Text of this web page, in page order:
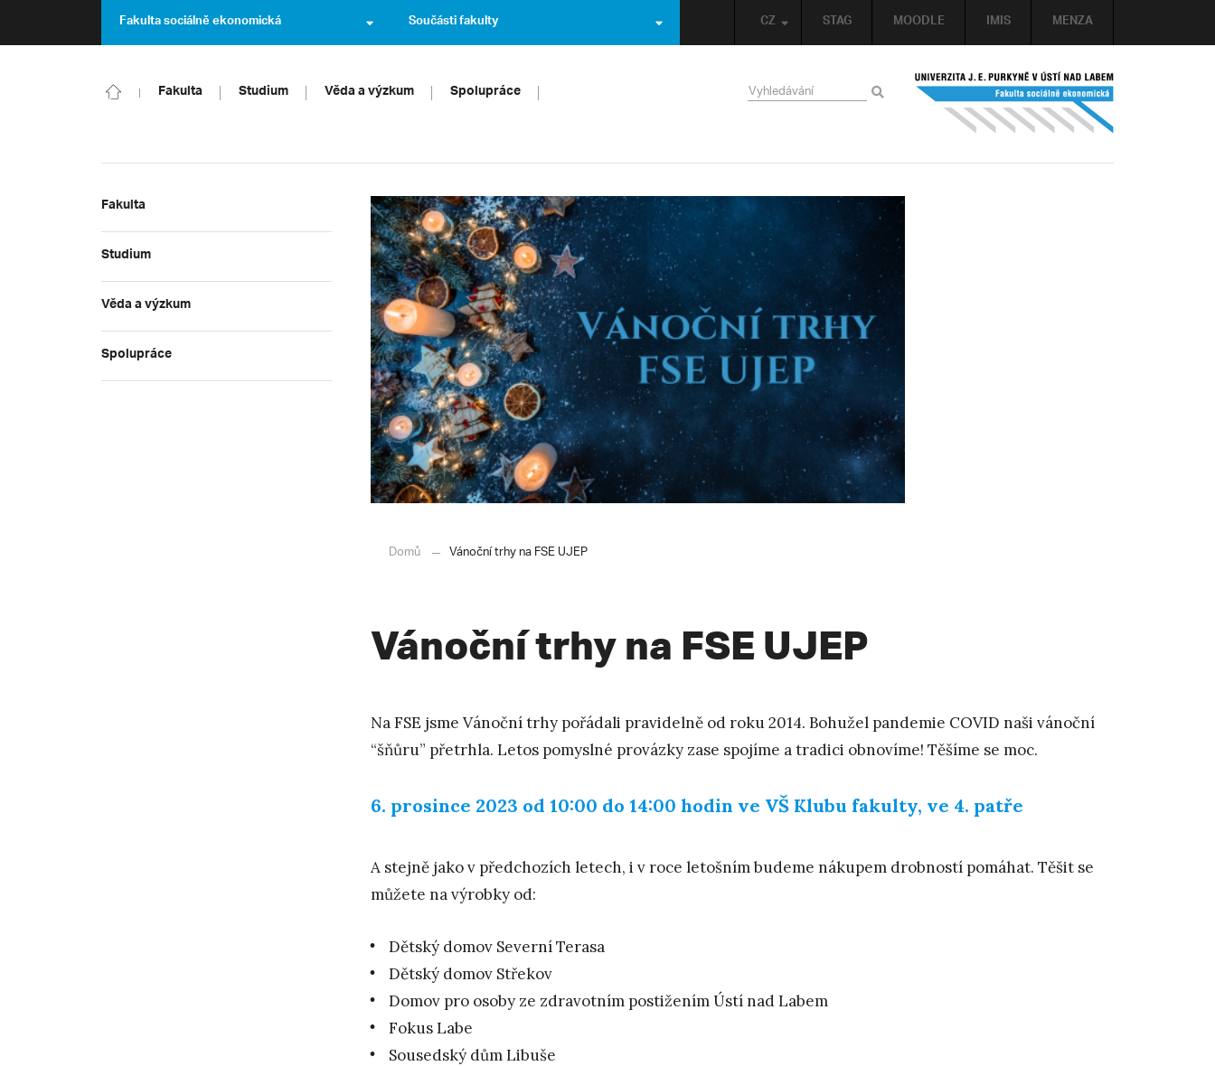
STAG MOODLE IMIS MENZA
CZ
Fakulta sociálně ekonomická Součásti fakulty
Fakulta Studium Věda a výzkum Spolupráce
Fakulta
Studium
Věda a výzkum
Spolupráce
Domů Vánoční trhy na FSE UJEP
Vánoční trhy na FSE UJEP
Na FSE jsme Vánoční trhy pořádali pravidelně od roku 2014. Bohužel pandemie COVID naši vánoční
“šňůru” přetrhla. Letos pomyslné provázky zase spojíme a tradici obnovíme! Těšíme se moc.
6. prosince 2023 od 10:00 do 14:00 hodin ve VŠ Klubu fakulty, ve 4. patře
A stejně jako v předchozích letech, i v roce letošním budeme nákupem drobností pomáhat. Těšit se
můžete na výrobky od:
Dětský domov Severní Terasa
Dětský domov Střekov
Domov pro osoby ze zdravotním postižením Ústí nad Labem
Fokus Labe
Sousedský dům Libuše